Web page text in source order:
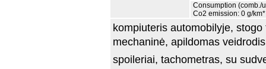
Consumption (comb./
Co2 emission: 0 g/km*
kompiuteris automobilyje,
mechaninė, apildomas
spoileriai, tachometras, su